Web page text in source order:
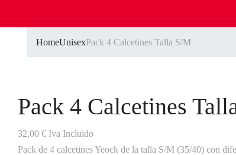
HomeUnisexPack 4 Calcetines Talla S/M
Pack 4 Calcetines
32,00 €Iva Incluido
Pack de 4 calcetines Yeock de la talla S/M (35/40) con